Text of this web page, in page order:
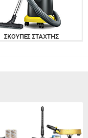
ΣΚΟΎΠΕΣ ΣΤΆΧΤΗΣ